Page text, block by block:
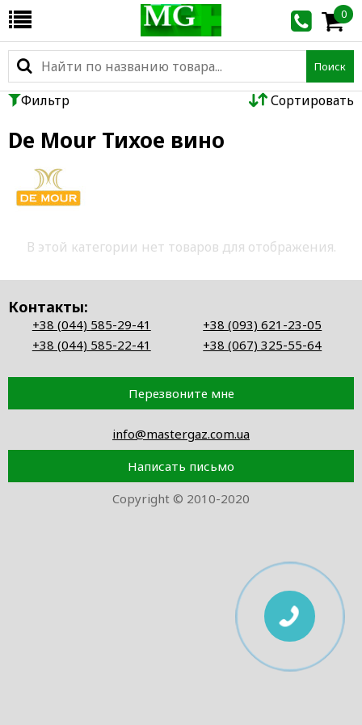
0
Поиск
De Mour Тихое вино
Фильтр Сортировать
В этой категории нет товаров для отображения.
Контакты:
+38 (044) 585-29-41
+38 (093) 621-23-05
+38 (044) 585-22-41
+38 (067) 325-55-64
Перезвоните мне
info@mastergaz.com.ua
Написать письмо
Copyright © 2010-2020